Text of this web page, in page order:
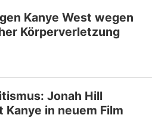
Kanye West wegen
Körperverletzung
Jonah Hill
Kanye in neuem Film